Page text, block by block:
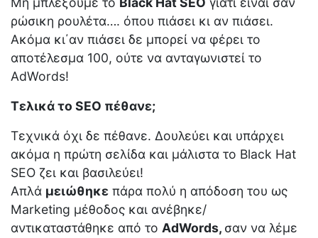
ρώσικη ρουλέτα…. όπου πιάσει κι αν πιάσει.
Ακόμα κι΄αν πιάσει δε μπορεί να φέρει το
αποτέλεσμα 100, ούτε να ανταγωνιστεί το
AdWords!
Τελικά το SEO πέθανε;
Τεχνικά όχι δε πέθανε. Δουλεύει και υπάρχει
ακόμα η πρώτη σελίδα και μάλιστα το Black Hat
SEO ζει και βασιλεύει!
Απλά μειώθηκε πάρα πολύ η απόδοση του ως
Marketing μέθοδος και ανέβηκε/
αντικαταστάθηκε από το AdWords, σαν να λέμε